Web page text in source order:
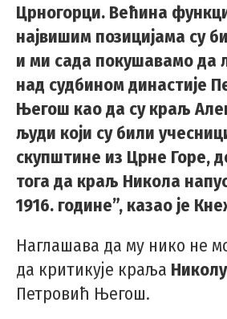
Црногорци. Већина
највишим позицијама су
и ми сада покушавамо да
над судбином династије
Његош као да су краљ
људи који су били
скупштине из Црне Горе,
тога да краљ Никола
1916. године”, казао је
Наглашава да му нико не
да критикује краља Николу
Петровић Његош.